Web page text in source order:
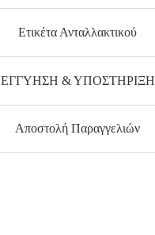
Ετικέτα Ανταλλακτικού
ΕΓΓΥΗΣΗ & ΥΠΟΣΤΗΡΙΞΗ
Αποστολή Παραγγελιών